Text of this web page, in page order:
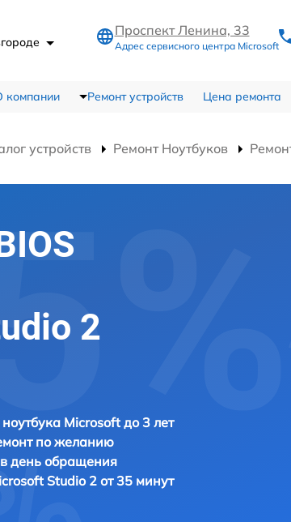
Проспект Ленина, 33
Адрес сервисного центра Microsoft
компании Ремонт устройств Цена ремонта
устройств Ремонт Ноутбуков
2
ноутбука Microsoft до 3 лет
по желанию
в день обращения
Studio 2 от 35 минут